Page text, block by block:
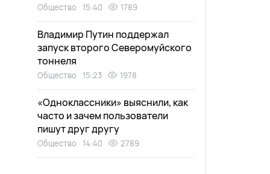
Общество 15:40 1789
Владимир Путин поддержал
запуск второго Северомуйского
тоннеля
Общество 15:23 1978
«Одноклассники» выяснили, как
часто и зачем пользователи
пишут друг другу
Общество 14:40 2789